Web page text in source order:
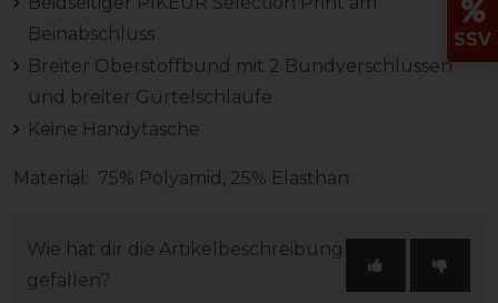
Beinabschluss
Breiter Oberstoffbund mit 2 Bundverschlüssen
und breiter Gürtelschlaufe
Keine Handytasche
Material: 75% Polyamid, 25% Elasthan
Wie hat dir die Artikelbeschreibung
gefallen?
SSV